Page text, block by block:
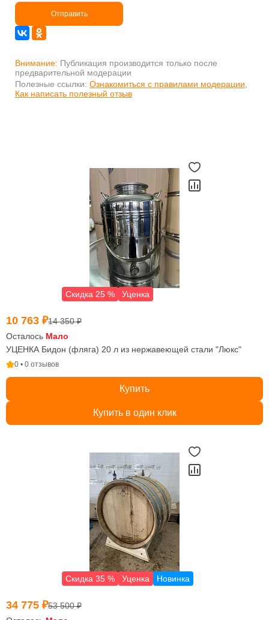
Отправить
Внимание: Публикация производится только после
предварительной модерации
Полезные ссылки: Ознакомиться с правилами модерации
Как написать полезный отзыв
Скидка 25 % Уценка
10 763 ₽14 350 ₽
Осталось Мало
УЦЕНКА Бидон (фляга) 20 л из нержавеющей стали "Люкс"
0 • 0 отзывов
Купить
Купить в один клик
Скидка 35 % Уценка Новинка
34 775 ₽53 500 ₽